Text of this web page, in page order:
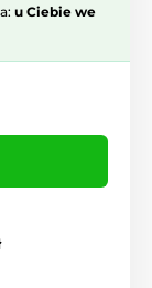
u Ciebie we